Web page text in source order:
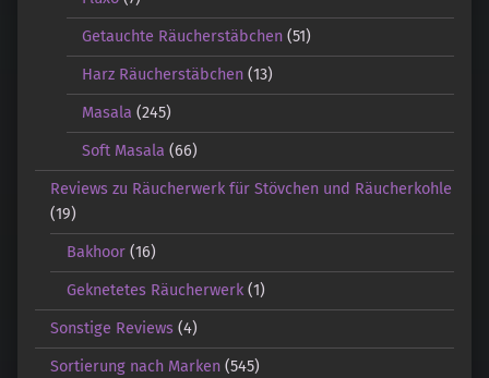
Getauchte Räucherstäbchen (51)
Harz Räucherstäbchen (13)
Masala (245)
Soft Masala (66)
Reviews zu Räucherwerk für Stövchen und Räucherkohle
(19)
Bakhoor(16)
Geknetetes Räucherwerk(1)
Sonstige Reviews (4)
Sortierung nach Marken (545)